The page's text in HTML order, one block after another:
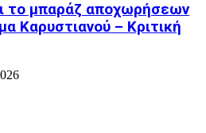
το μπαράζ αποχωρήσεων
Καρυστιανού – Κριτική